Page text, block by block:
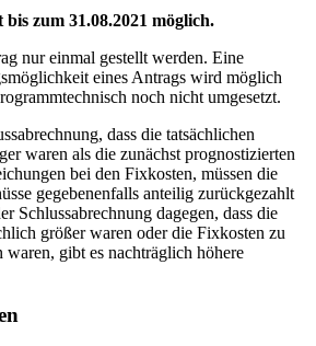
zum 31.08.2021 möglich.
nur einmal gestellt werden. Eine
eines Antrags wird möglich
noch nicht umgesetzt.
dass die tatsächlichen
waren als die zunächst prognostizierten
bei den Fixkosten, müssen die
gegebenenfalls anteilig zurückgezahlt
Schlussabrechnung dagegen, dass die
größer waren oder die Fixkosten zu
waren, gibt es nachträglich höhere